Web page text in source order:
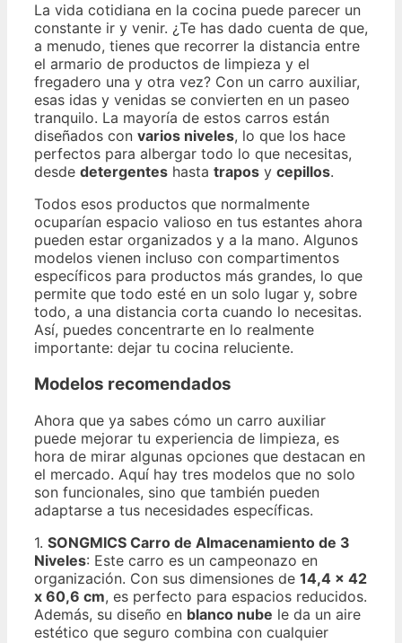
La vida cotidiana en la cocina puede parecer un
constante ir y venir. ¿Te has dado cuenta de que,
a menudo, tienes que recorrer la distancia entre
el armario de productos de limpieza y el
fregadero una y otra vez? Con un carro auxiliar,
esas idas y venidas se convierten en un paseo
tranquilo. La mayoría de estos carros están
diseñados con varios niveles, lo que los hace
perfectos para albergar todo lo que necesitas,
desde detergentes hasta trapos y cepillos.
Todos esos productos que normalmente
ocuparían espacio valioso en tus estantes ahora
pueden estar organizados y a la mano. Algunos
modelos vienen incluso con compartimentos
específicos para productos más grandes, lo que
permite que todo esté en un solo lugar y, sobre
todo, a una distancia corta cuando lo necesitas.
Así, puedes concentrarte en lo realmente
importante: dejar tu cocina reluciente.
Modelos recomendados
Ahora que ya sabes cómo un carro auxiliar
puede mejorar tu experiencia de limpieza, es
hora de mirar algunas opciones que destacan en
el mercado. Aquí hay tres modelos que no solo
son funcionales, sino que también pueden
adaptarse a tus necesidades específicas.
1. SONGMICS Carro de Almacenamiento de 3
Niveles: Este carro es un campeonazo en
organización. Con sus dimensiones de 14,4 x 42
x 60,6 cm, es perfecto para espacios reducidos.
Además, su diseño en blanco nube le da un aire
estético que seguro combina con cualquier